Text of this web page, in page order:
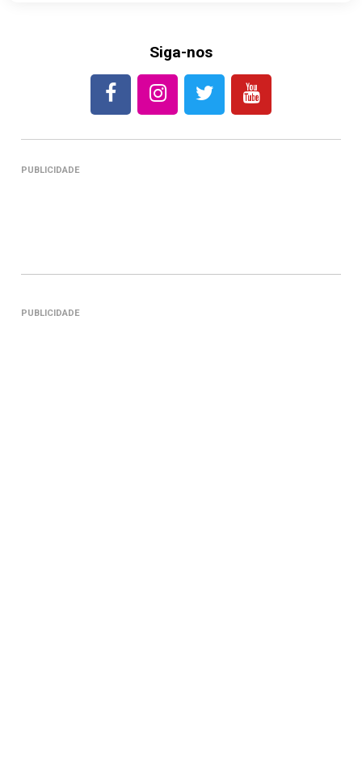
Siga-nos
PUBLICIDADE
PUBLICIDADE